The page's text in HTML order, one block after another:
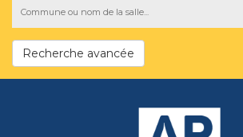
Recherche avancée